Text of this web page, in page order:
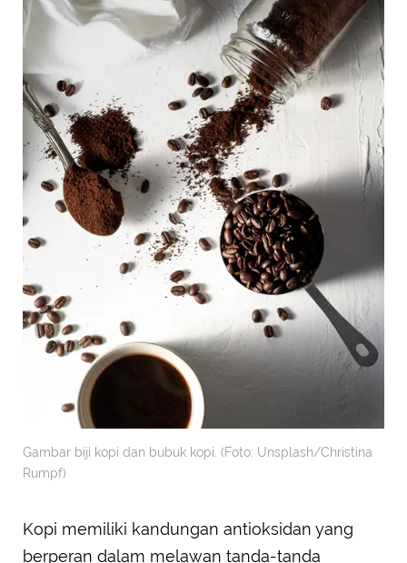
Gambar biji kopi dan bubuk kopi. (Foto: Unsplash/Christina
Rumpf)
Kopi memiliki kandungan antioksidan yang
berperan dalam melawan tanda-tanda